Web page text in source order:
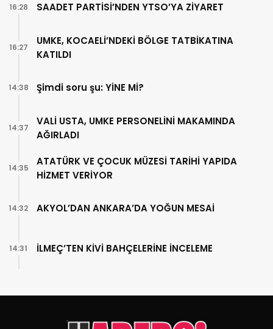
SAADET PARTİSİ’NDEN YTSO’YA ZİYARET
16:28
UMKE, KOCAELİ’NDEKİ BÖLGE TATBİKATINA
KATILDI
16:27
Şimdi soru şu: YİNE Mİ?
14:38
VALİ USTA, UMKE PERSONELİNİ MAKAMINDA
AĞIRLADI
14:37
ATATÜRK VE ÇOCUK MÜZESİ TARİHİ YAPIDA
HİZMET VERİYOR
14:35
AKYOL’DAN ANKARA’DA YOĞUN MESAİ
14:32
İLMEÇ’TEN KİVİ BAHÇELERİNE İNCELEME
14:31